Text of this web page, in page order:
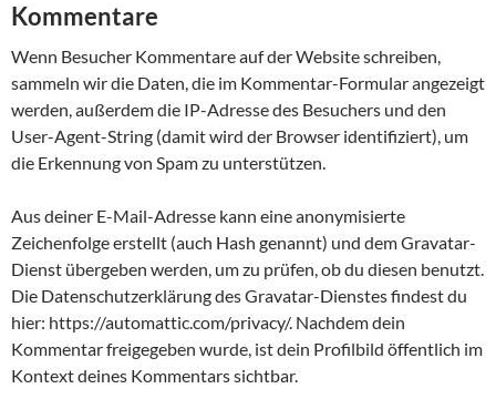
Kommentare
Wenn Besucher Kommentare auf der Website schreiben,
sammeln wir die Daten, die im Kommentar-Formular angezeigt
werden, außerdem die IP-Adresse des Besuchers und den
User-Agent-String (damit wird der Browser identifiziert), um
die Erkennung von Spam zu unterstützen.
Aus deiner E-Mail-Adresse kann eine anonymisierte
Zeichenfolge erstellt (auch Hash genannt) und dem Gravatar-
Dienst übergeben werden, um zu prüfen, ob du diesen benutzt.
Die Datenschutzerklärung des Gravatar-Dienstes findest du
hier: https://automattic.com/privacy/. Nachdem dein
Kommentar freigegeben wurde, ist dein Profilbild öffentlich im
Kontext deines Kommentars sichtbar.